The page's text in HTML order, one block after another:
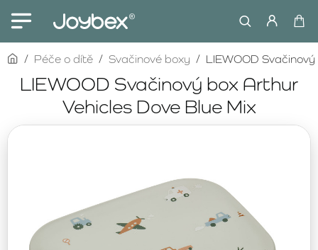
LIEWOOD Svačinový box Arthur
Vehicles Dove Blue Mix
homePéče o dítě Svačinové boxy LIEWOOD